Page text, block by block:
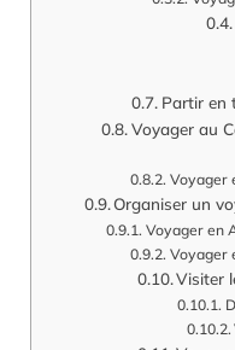
Partir en
Voyager au
Voyager
Organiser un
Voyager en
Voyager
Visiter